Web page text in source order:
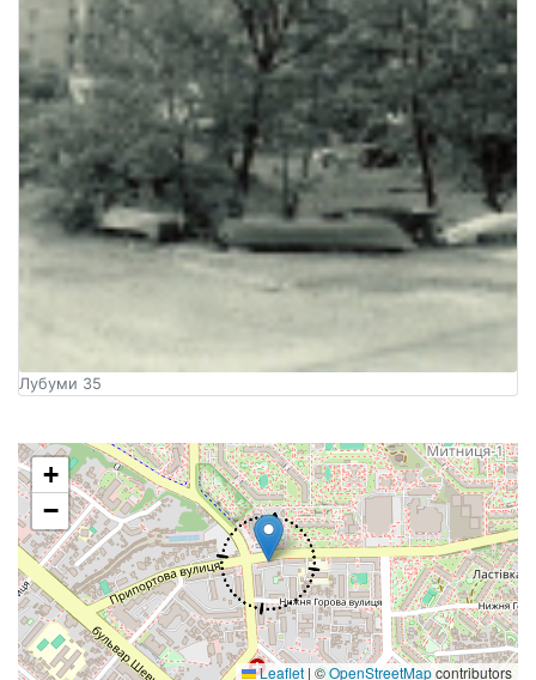
Лубуми 35
+
−
Leaflet | ©OpenStreetMapcontributors